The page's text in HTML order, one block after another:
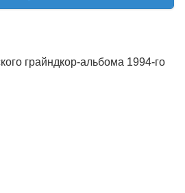
грайндкор-альбома 1994-го